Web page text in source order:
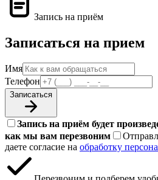
Запись на приём
Записаться на прием
Имя
Телефон
Записаться
Запись на приём будет
как мы вам перезвоним
даете согласие на обработку